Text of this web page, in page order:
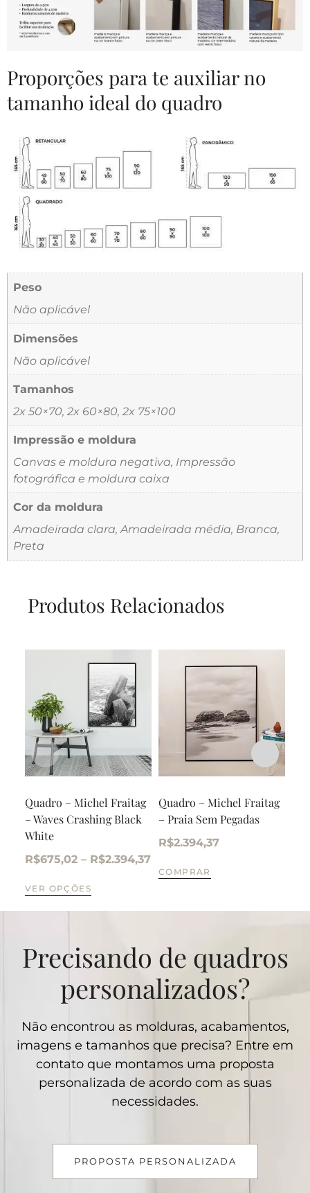
Proporções para te auxiliar no
tamanho ideal do quadro
Peso
Não aplicável
Dimensões
Não aplicável
Tamanhos
2x 50×70, 2x 60×80, 2x 75×100
Impressão e moldura
Canvas e moldura negativa, Impressão
fotográfica e moldura caixa
Cor da moldura
Amadeirada clara, Amadeirada média, Branca,
Preta
Produtos Relacionados
Quadro – Michel Fraitag
– Waves Crashing Black
White
R$675,02 – R$2.394,37
VER OPÇÕES
Quadro – Michel Fraitag
– Praia Sem Pegadas
R$2.394,37
COMPRAR
Precisando de quadros
personalizados?
Não encontrou as molduras, acabamentos,
imagens e tamanhos que precisa? Entre em
contato que montamos uma proposta
personalizada de acordo com as suas
necessidades.
PROPOSTA PERSONALIZADA